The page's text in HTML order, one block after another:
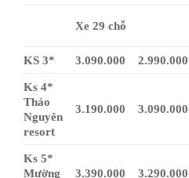
Xe 29 chỗ
KS 3* 3.090.000 2.990.000
Ks 4*
Thảo
Nguyên
resort
3.190.000 3.090.000
Ks 5*
Mường
3.390.000 3.290.000